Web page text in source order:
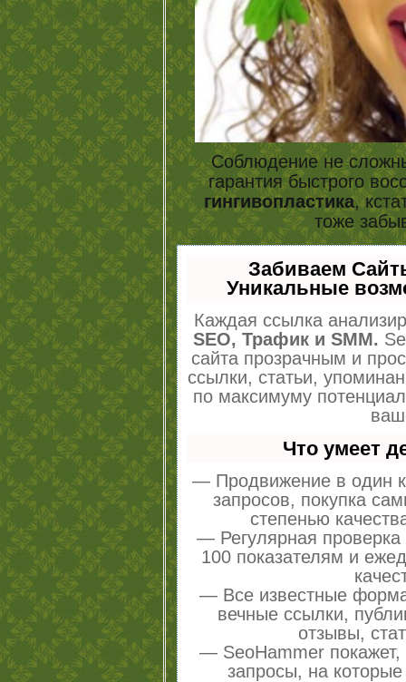
Соблюдение не
гарантия быстрого
гингивопластика,
тоже
Забиваем
Уникальные
Каждая ссылка
SEO, Трафик и SMM.
сайта прозрачным и
ссылки, статьи,
по максимуму
Что умеет
— Продвижение в один
запросов, покупка
степенью
— Регулярная проверка
100 показателям и
— Все известные
вечные ссылки,
отзывы,
— SeoHammer покажет,
запросы, на